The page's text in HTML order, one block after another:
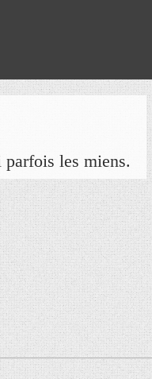
parfois les miens.